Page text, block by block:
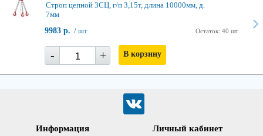
Строп цепной 3СЦ, г/п 3,15т, длина 10000мм, д.
7мм
Остаток: 40 шт
9983 р. / шт
- + В корзину
Информация Личный кабинет